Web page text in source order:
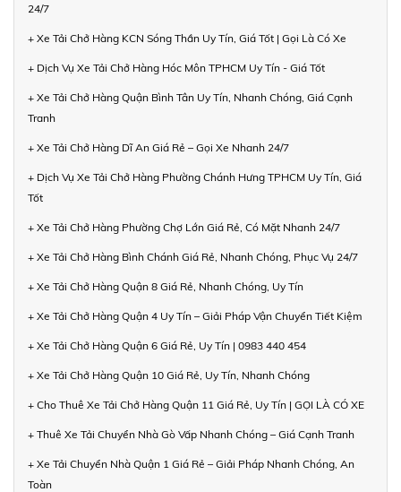
24/7
+ Xe Tải Chở Hàng KCN Sóng Thần Uy Tín, Giá Tốt | Gọi Là Có Xe
+ Dịch Vụ Xe Tải Chở Hàng Hóc Môn TPHCM Uy Tín - Giá Tốt
+ Xe Tải Chở Hàng Quận Bình Tân Uy Tín, Nhanh Chóng, Giá Cạnh
Tranh
+ Xe Tải Chở Hàng Dĩ An Giá Rẻ – Gọi Xe Nhanh 24/7
+ Dịch Vụ Xe Tải Chở Hàng Phường Chánh Hưng TPHCM Uy Tín, Giá
Tốt
+ Xe Tải Chở Hàng Phường Chợ Lớn Giá Rẻ, Có Mặt Nhanh 24/7
+ Xe Tải Chở Hàng Bình Chánh Giá Rẻ, Nhanh Chóng, Phục Vụ 24/7
+ Xe Tải Chở Hàng Quận 8 Giá Rẻ, Nhanh Chóng, Uy Tín
+ Xe Tải Chở Hàng Quận 4 Uy Tín – Giải Pháp Vận Chuyển Tiết Kiệm
+ Xe Tải Chở Hàng Quận 6 Giá Rẻ, Uy Tín | 0983 440 454
+ Xe Tải Chở Hàng Quận 10 Giá Rẻ, Uy Tín, Nhanh Chóng
+ Cho Thuê Xe Tải Chở Hàng Quận 11 Giá Rẻ, Uy Tín | GỌI LÀ CÓ XE
+ Thuê Xe Tải Chuyển Nhà Gò Vấp Nhanh Chóng – Giá Cạnh Tranh
+ Xe Tải Chuyển Nhà Quận 1 Giá Rẻ – Giải Pháp Nhanh Chóng, An
Toàn